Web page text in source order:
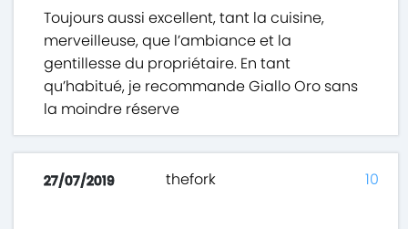
Toujours aussi excellent, tant la cuisine,
merveilleuse, que l’ambiance et la
gentillesse du propriétaire. En tant
qu’habitué, je recommande Giallo Oro sans
la moindre réserve
27/07/2019 thefork 10